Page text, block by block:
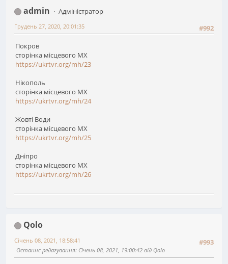
admin
Адміністратор
#992
Грудень 27, 2020, 20:01:35
Покров
сторінка місцевого МХ
https://ukrtvr.org/mh/23
Нікополь
сторінка місцевого МХ
https://ukrtvr.org/mh/24
Жовті Води
сторінка місцевого МХ
https://ukrtvr.org/mh/25
Дніпро
сторінка місцевого МХ
https://ukrtvr.org/mh/26
Qolo
#993
Січень 08, 2021, 18:58:41
Останнє редагування: Січень 08, 2021, 19:00:42 від Qolo